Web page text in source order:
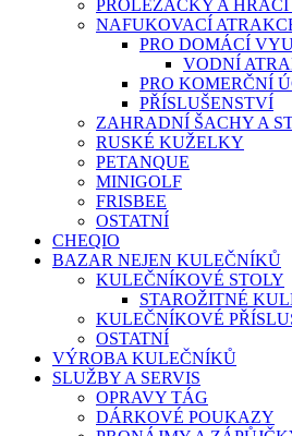
PROLÉZAČKY A HRACÍ
NAFUKOVACÍ
PRO DOMÁCÍ
VODNÍ
PRO KOMERČNÍ
PŘÍSLUŠENSTVÍ
ZAHRADNÍ ŠACHY A
RUSKÉ KUŽELKY
PETANQUE
MINIGOLF
FRISBEE
OSTATNÍ
CHEQIO
BAZAR NEJEN KULEČNÍKŮ
KULEČNÍKOVÉ STOLY
STAROŽITNÉ
KULEČNÍKOVÉ
OSTATNÍ
VÝROBA KULEČNÍKŮ
SLUŽBY A SERVIS
OPRAVY TÁG
DÁRKOVÉ POUKAZY